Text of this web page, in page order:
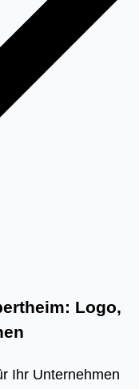
Logo,
Ihr Unternehmen